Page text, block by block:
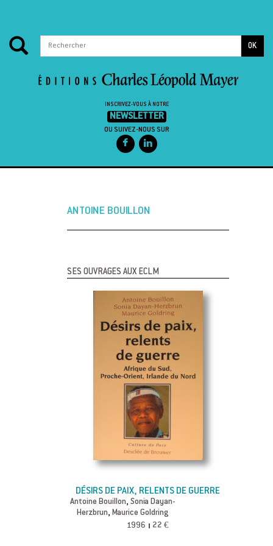
OK
INSCRIVEZ-VOUS À NOTRE
NEWSLETTER
OU SUIVEZ-NOUS SUR
ANTOINE BOUILLON
SES OUVRAGES AUX ECLM
DÉSIRS DE PAIX, RELENTS DE GUERRE
Antoine Bouillon,Sonia Dayan-
Herzbrun,Maurice Goldring
1996 22 €